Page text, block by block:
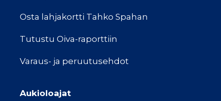
Osta lahjakortti Tahko Spahan
Tutustu Oiva-raporttiin
Varaus- ja peruutusehdot
Aukioloajat